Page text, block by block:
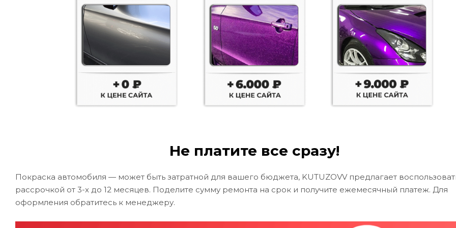
Не платите все сразу!
Покраска автомобиля — может быть затратной для вашего бюджета, KUTUZOVV предлагает
рассрочкой от 3-х до 12 месяцев. Поделите сумму ремонта на срок и получите ежемесячный платеж. Для
оформления обратитесь к менеджеру.